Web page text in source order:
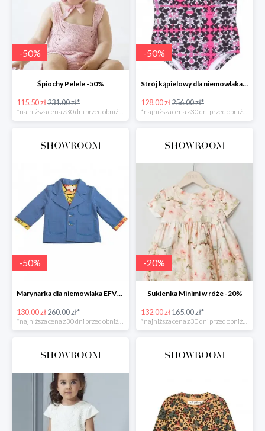
-50%
Śpiochy Pelele -50%
115.50 zł231.00 zł*
-50%
Strój kąpielowy dla niemowlaka Myszka -50%
128.00 zł256.00 zł*
-50%
Marynarka dla niemowlaka EFVVA -50%
130.00 zł260.00 zł*
-20%
Sukienka Minimi w róże -20%
132.00 zł165.00 zł*